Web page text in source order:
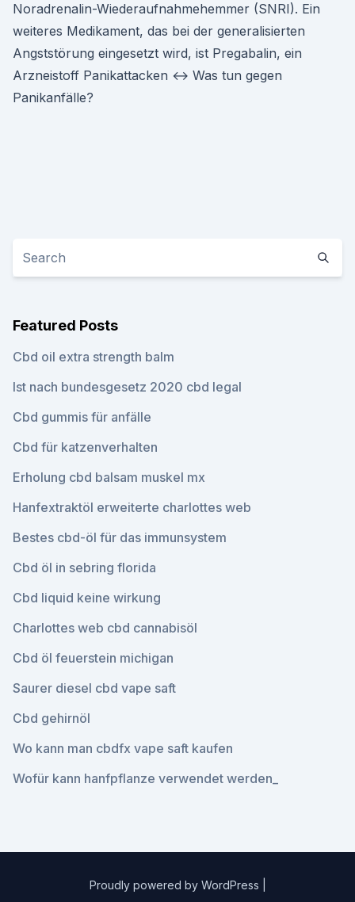
Noradrenalin-Wiederaufnahmehemmer (SNRI). Ein
weiteres Medikament, das bei der generalisierten
Angststörung eingesetzt wird, ist Pregabalin, ein
Arzneistoff Panikattacken ↔ Was tun gegen
Panikanfälle?
Featured Posts
Cbd oil extra strength balm
Ist nach bundesgesetz 2020 cbd legal
Cbd gummis für anfälle
Cbd für katzenverhalten
Erholung cbd balsam muskel mx
Hanfextraktöl erweiterte charlottes web
Bestes cbd-öl für das immunsystem
Cbd öl in sebring florida
Cbd liquid keine wirkung
Charlottes web cbd cannabisöl
Cbd öl feuerstein michigan
Saurer diesel cbd vape saft
Cbd gehirnöl
Wo kann man cbdfx vape saft kaufen
Wofür kann hanfpflanze verwendet werden_
Proudly powered by WordPress